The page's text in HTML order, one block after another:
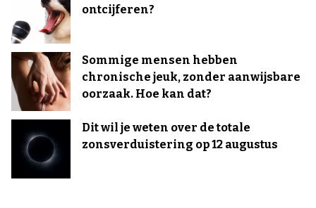
ontcijferen?
Sommige mensen hebben
chronische jeuk, zonder aanwijsbare
oorzaak. Hoe kan dat?
Dit wil je weten over de totale
zonsverduistering op 12 augustus